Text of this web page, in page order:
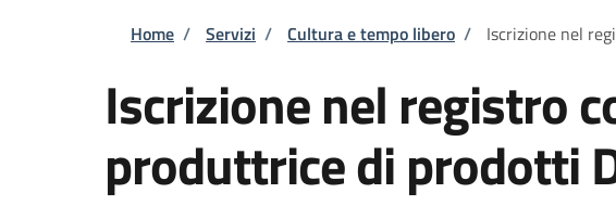
Briciole di pane
Home / Servizi / Cultura e tempo libero / Iscrizione nel
Iscrizione nel registro
produttrice di prodotti